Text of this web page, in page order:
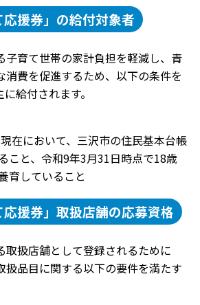
応援券」の給付対象者
子育て世帯の家計負担を軽減し、青
消費を促進するため、以下の条件を
給付されます。
在において、三沢市の住民基本台帳
こと、令和9年3月31日時点で18歳
育していること
応援券」取扱店舗の応募資格
取扱店舗として登録されるために
扱品目に関する以下の要件を満たす